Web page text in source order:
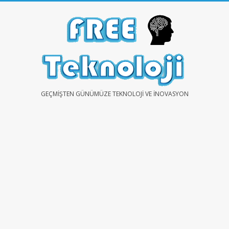
FREEGEÇMIŞTEN GÜNÜMÜZE TEKNOLOJI VE İNOVASYON